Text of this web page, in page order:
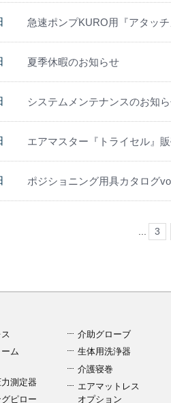
急速ポンプKURO用『アタッ
夏季休暇のお知らせ
システムメンテナンスのお知
エアマスター『トライセル』
ポジショニング用具カタログ
... 3
ム
測定器
ピロー
介助グローブ
生体用洗浄器
介護寝巻
エアマットレス
オプション